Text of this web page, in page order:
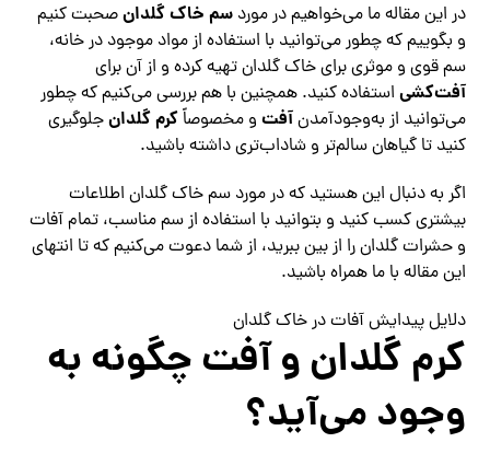
در این مقاله ما می‌خواهیم در موردسم خاک گلدانصحبت کنیم
و بگوییم که چطور می‌توانید با استفاده از مواد موجود در خانه،
سم قوی و موثری برای خاک گلدان تهیه کرده و از آن برای
آفت‌کشی استفاده کنید. همچنین با هم بررسی می‌کنیم که چطور
می‌توانید از به‌وجودآمدنآفت و مخصوصاًکرم گلدانجلوگیری
کنید تا گیاهان سالم‌تر و شاداب‌تری داشته باشید.
اگر به دنبال این هستید که در مورد سم خاک گلدان اطلاعات
بیشتری کسب کنید و بتوانید با استفاده از سم مناسب، تمام آفات
و حشرات گلدان را از بین ببرید، از شما دعوت می‌کنیم که تا انتهای
این مقاله با ما همراه باشید.
دلایل پیدایش آفات در خاک گلدان
کرم گلدان و آفت چگونه به
وجود می‌آید؟